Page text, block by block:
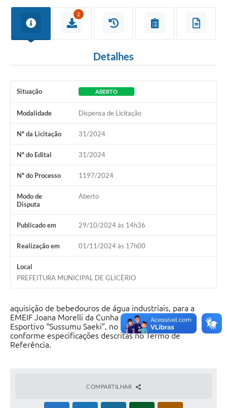
2
Detalhes
Situação ABERTO
Modalidade Dispensa de Licitação
Nº da Licitação 31/2024
Nº do Edital 31/2024
Nº do Processo 1197/2024
Modo de
Disputa
Aberto
Publicado em 29/10/2024 às 14h36
Realização em 01/11/2024 às 17h00
Local
PREFEITURA MUNICIPAL DE GLICÉRIO
aquisição de bebedouros de água industriais, para a
EMEIF Joana Morelli da Cunha e Centro de Lazer e
Esportivo “Sussumu Saeki”, no Distrito de Juritis,
conforme especificações descritas no Termo de
Referência.
COMPARTILHAR